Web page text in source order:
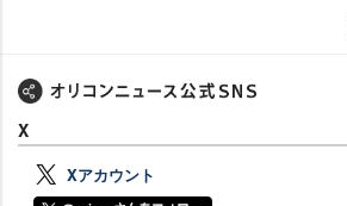
X
Xアカウント